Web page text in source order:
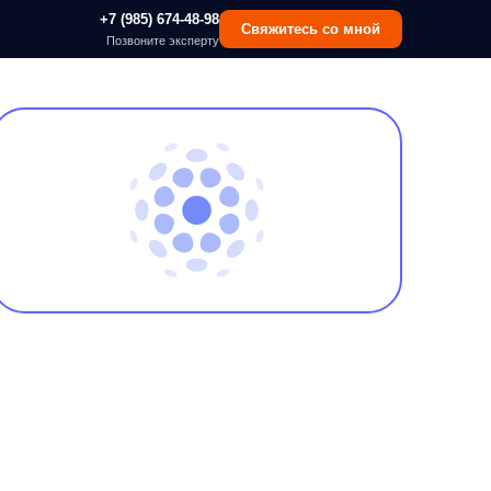
Свяжитесь со мной